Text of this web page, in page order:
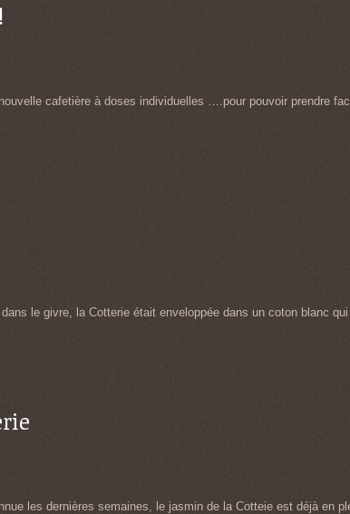
cafetière à doses individuelles ….pour pouvoir prendre
le givre, la Cotterie était enveloppée dans un coton blanc qui
les dernières semaines, le jasmin de la Cotteie est déjà en